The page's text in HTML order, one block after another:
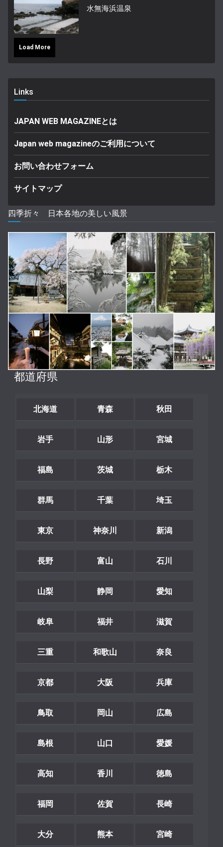
水無海浜温泉
Load More
Links
JAPAN WEB MAGAZINEとは
Japan web magazineのご利用について
お問い合わせフォーム
サイトマップ
四季折々 日本各地の美しい風景
都道府県
北海道 青森 秋田
岩手 山形 宮城
福島 茨城 栃木
群馬 千葉 埼玉
東京 神奈川 新潟
長野 富山 石川
山梨 静岡 愛知
岐阜 福井 滋賀
三重 和歌山 奈良
京都 大阪 兵庫
鳥取 岡山 広島
島根 山口 愛媛
高知 香川 徳島
福岡 佐賀 長崎
大分 熊本 宮崎